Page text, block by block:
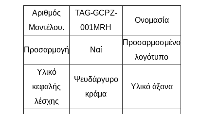
Αριθμός
Μοντέλου.
TAG-GCPZ-
001MRH
Ονομασία
Προσαρμογή Ναί
Προσαρμοσμένο
λογότυπο
Υλικό
κεφαλής
λέσχης
Ψευδάργυρο
κράμα
Υλικό άξονα